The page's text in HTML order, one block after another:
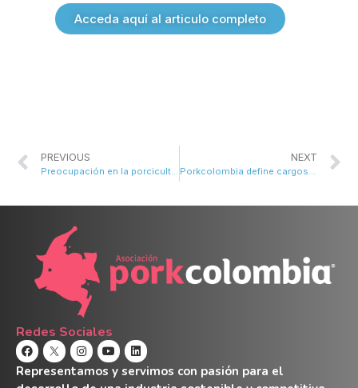
Acceda aquí al articulo completo
PREVIOUS
Preocupación en la porcicultura colombiana por posible reforma tributaria
NEXT
Porkcolombia define cargos de su Junta Directiva
Redes Sociales
Representamos y servimos con pasión para el